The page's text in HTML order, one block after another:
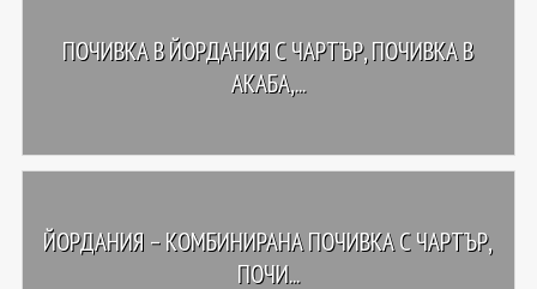
ПОЧИВКА В ЙОРДАНИЯ С ЧАРТЪР, ПОЧИВКА В
АКАБА,...
ЙОРДАНИЯ – КОМБИНИРАНА ПОЧИВКА С ЧАРТЪР,
ПОЧИ...